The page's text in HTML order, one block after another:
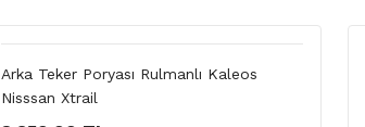
Arka Teker Poryası Rulmanlı Kaleos
Nisssan Xtrail